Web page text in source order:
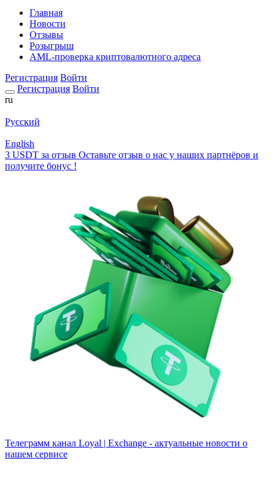
Главная
Новости
Отзывы
Розыгрыш
AML-проверка криптовалютного адреса
Регистрация Войти
Регистрация Войти
ru
Русский
English
3 USDT за отзыв Оставьте отзыв о нас у наших партнёров и
получите бонус !
Телеграмм канал Loyal | Exchange - актуальные новости о
нашем сервисе